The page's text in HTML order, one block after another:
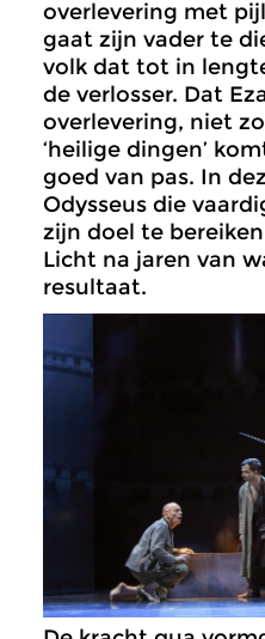
overlevering met
gaat zijn vader te
volk dat tot in
de verlosser. Dat
overlevering, niet
‘heilige dingen’
goed van pas. In
Odysseus die
zijn doel te
Licht na jaren van
resultaat.